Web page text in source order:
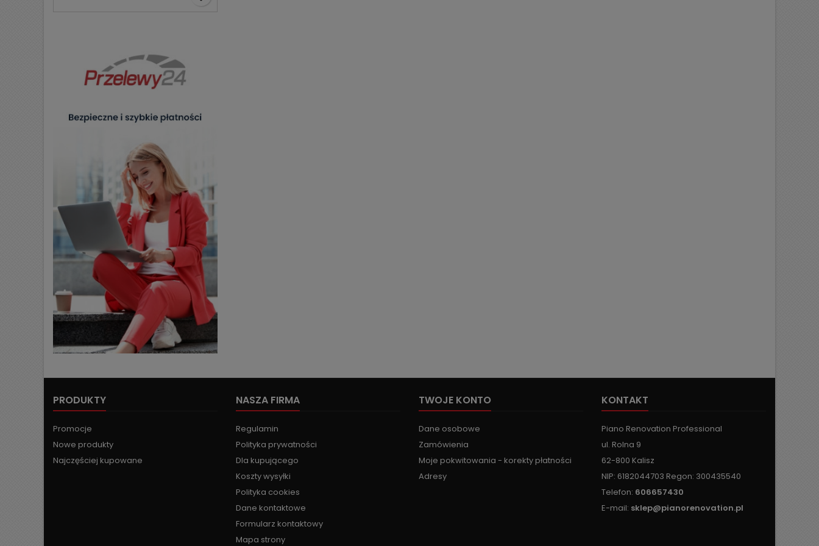
PRODUKTY
Promocje
Nowe produkty
Najczęściej kupowane
NASZA FIRMA
Regulamin
Polityka prywatności
Dla kupującego
Koszty wysyłki
Polityka cookies
Dane kontaktowe
Formularz kontaktowy
Mapa strony
TWOJE KONTO
Dane osobowe
Zamówienia
Moje pokwitowania - korekty płatności
Adresy
KONTAKT
Piano Renovation Professional
ul. Rolna 9
62-800 Kalisz
NIP: 6182044703 Regon: 300435540
Telefon: 606657430
E-mail: sklep@pianorenovation.pl